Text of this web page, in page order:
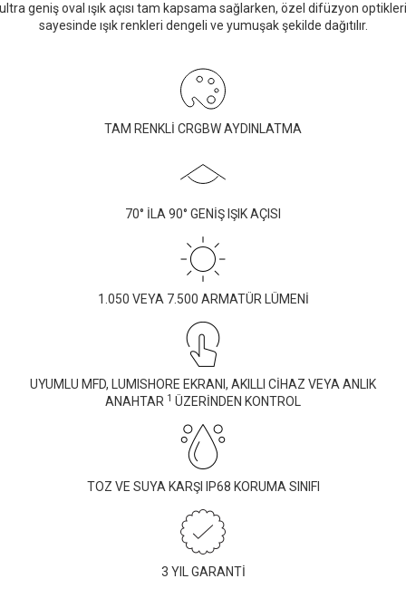
ultra geniş oval ışık açısı tam kapsama sağlarken, özel difüzyon optikleri
sayesinde ışık renkleri dengeli ve yumuşak şekilde dağıtılır.
TAM RENKLİ CRGBW AYDINLATMA
70° İLA 90° GENİŞ IŞIK AÇISI
1.050 VEYA 7.500 ARMATÜR LÜMENİ
UYUMLU MFD, LUMISHORE EKRANI, AKILLI CİHAZ VEYA ANLIK
ANAHTAR 1 ÜZERİNDEN KONTROL
TOZ VE SUYA KARŞI IP68 KORUMA SINIFI
3 YIL GARANTİ